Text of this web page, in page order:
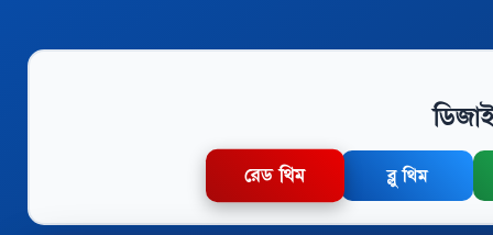
রেড থিম ব্লু থিম